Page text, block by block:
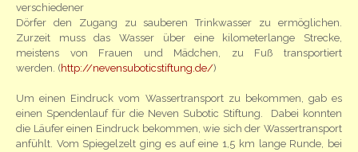
verschiedener
Dörfer den Zugang zu sauberen Trinkwasser zu ermöglichen.
Zurzeit muss das Wasser über eine kilometerlange Strecke,
meistens von Frauen und Mädchen, zu Fuß transportiert
werden. (http://nevensuboticstiftung.de/)
Um einen Eindruck vom Wassertransport zu bekommen, gab es
einen Spendenlauf für die Neven Subotic Stiftung. Dabei konnten
die Läufer einen Eindruck bekommen, wie sich der Wassertransport
anfühlt. Vom Spiegelzelt ging es auf eine 1,5 km lange Runde, bei